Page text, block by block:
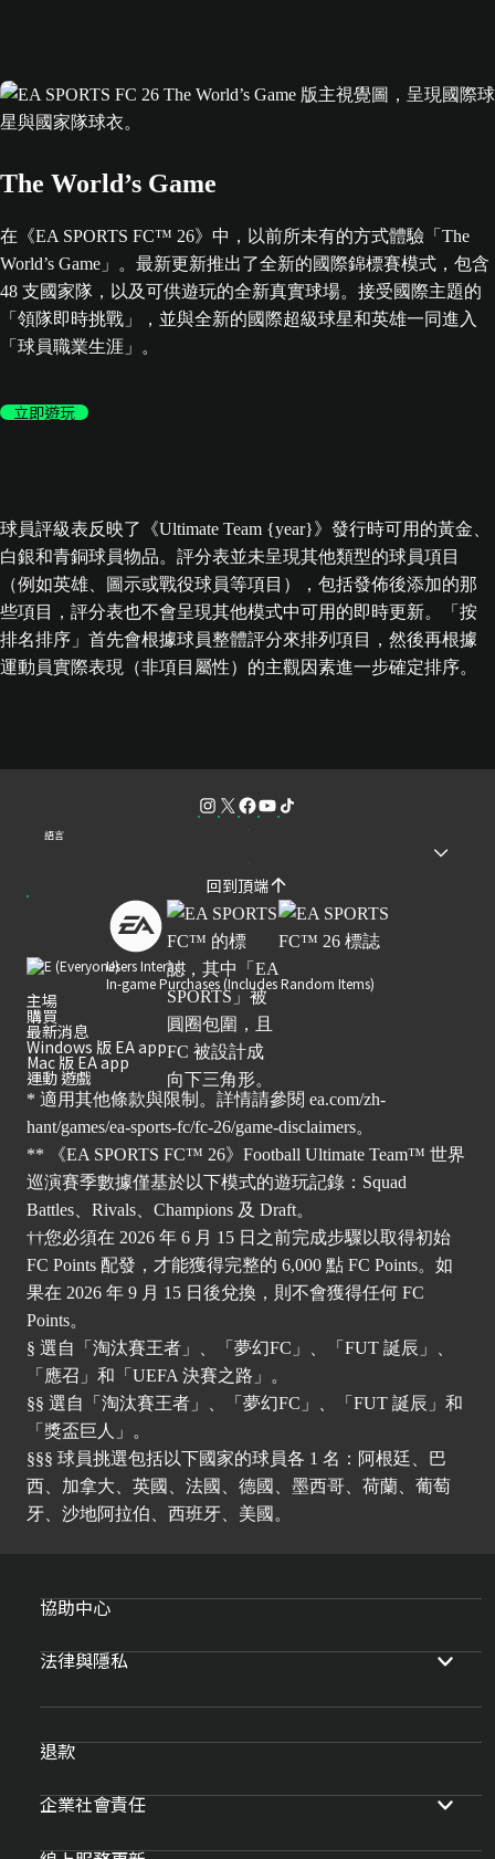
The World’s Game
在《EA SPORTS FC™ 26》中，以前所未有的方式體驗「The
World’s Game」。最新更新推出了全新的國際錦標賽模式，包含
48 支國家隊，以及可供遊玩的全新真實球場。接受國際主題的
「領隊即時挑戰」，並與全新的國際超級球星和英雄一同進入
「球員職業生涯」。
立即遊玩
球員評級表反映了《Ultimate Team {year}》發行時可用的黃金、
白銀和青銅球員物品。評分表並未呈現其他類型的球員項目
（例如英雄、圖示或戰役球員等項目），包括發佈後添加的那
些項目，評分表也不會呈現其他模式中可用的即時更新。「按
排名排序」首先會根據球員整體評分來排列項目，然後再根據
運動員實際表現（非項目屬性）的主觀因素進一步確定排序。
語言
回到頂端
Users Interact
In-game Purchases (Includes Random Items)
主場
購買
最新消息
Windows 版 EA app
Mac 版 EA app
運動 遊戲
* 適用其他條款與限制。詳情請參閱 ea.com/zh-
hant/games/ea-sports-fc/fc-26/game-disclaimers。
** 《EA SPORTS FC™ 26》Football Ultimate Team™ 世界
巡演賽季數據僅基於以下模式的遊玩記錄：Squad
Battles、Rivals、Champions 及 Draft。
††您必須在 2026 年 6 月 15 日之前完成步驟以取得初始
FC Points 配發，才能獲得完整的 6,000 點 FC Points。如
果在 2026 年 9 月 15 日後兌換，則不會獲得任何 FC
Points。
§ 選自「淘汰賽王者」、「夢幻FC」、「FUT 誕辰」、
「應召」和「UEFA 決賽之路」。
§§ 選自「淘汰賽王者」、「夢幻FC」、「FUT 誕辰」和
「獎盃巨人」。
§§§ 球員挑選包括以下國家的球員各 1 名：阿根廷、巴
西、加拿大、英國、法國、德國、墨西哥、荷蘭、葡萄
牙、沙地阿拉伯、西班牙、美國。
協助中心
法律與隱私
退款
企業社會責任